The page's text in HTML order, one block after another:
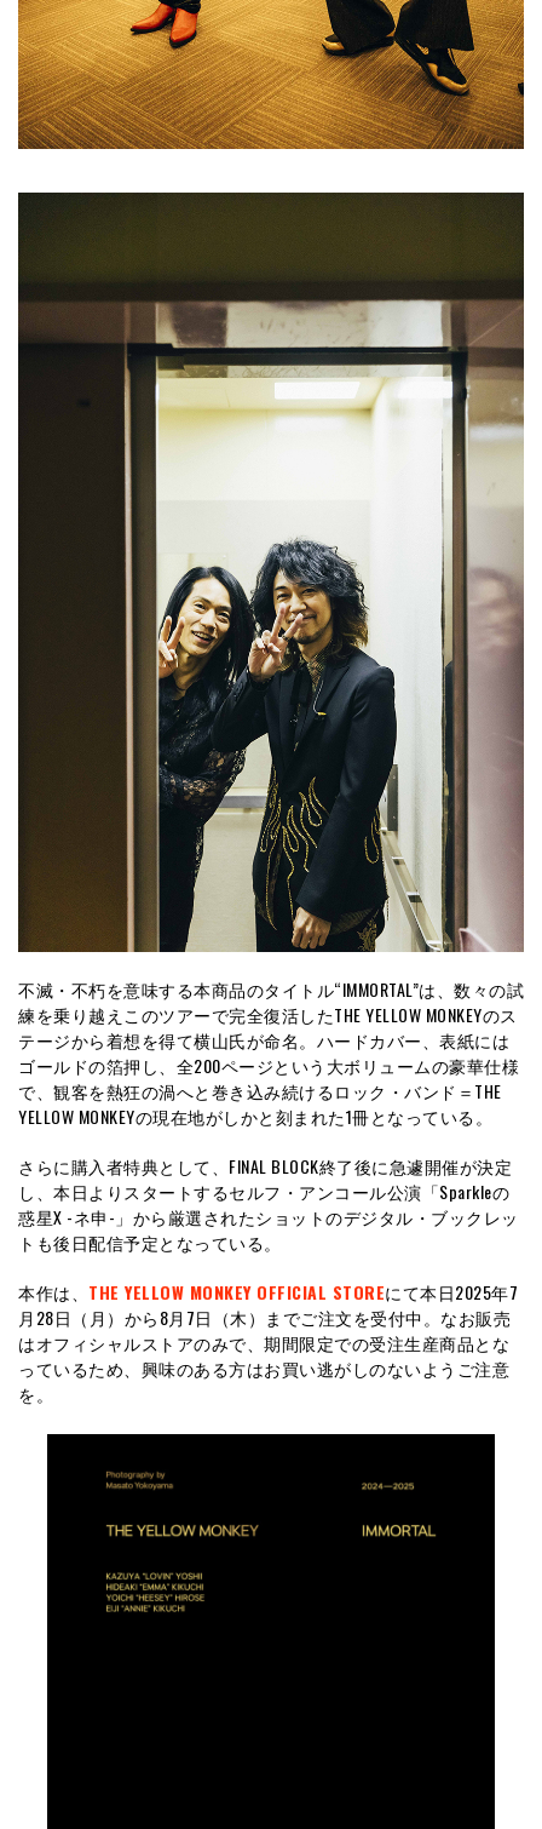
不滅・不朽を意味する本商品のタイトル“IMMORTAL”は、数々の試
練を乗り越えこのツアーで完全復活したTHE YELLOW MONKEYのス
テージから着想を得て横山氏が命名。ハードカバー、表紙には
ゴールドの箔押し、全200ページという大ボリュームの豪華仕様
で、観客を熱狂の渦へと巻き込み続けるロック・バンド＝THE
YELLOW MONKEYの現在地がしかと刻まれた1冊となっている。
さらに購入者特典として、FINAL BLOCK終了後に急遽開催が決定
し、本日よりスタートするセルフ・アンコール公演「Sparkleの
惑星X -ネ申-」から厳選されたショットのデジタル・ブックレッ
トも後日配信予定となっている。
本作は、 THE YELLOW MONKEY OFFICIAL STOREにて本日2025年7
月28日（月）から8月7日（木）までご注文を受付中。なお販売
はオフィシャルストアのみで、期間限定での受注生産商品とな
っているため、興味のある方はお買い逃がしのないようご注意
を。